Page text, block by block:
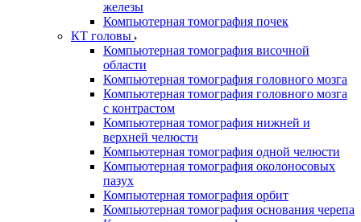
железы
Компьютерная томография почек
КТ головы
Компьютерная томография височной
области
Компьютерная томография головного мозга
Компьютерная томография головного мозга
с контрастом
Компьютерная томография нижней и
верхней челюсти
Компьютерная томография одной челюсти
Компьютерная томография околоносовых
пазух
Компьютерная томография орбит
Компьютерная томография основания черепа